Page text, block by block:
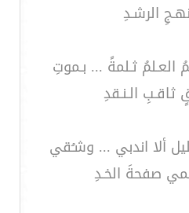
الرشـدِ
العـلمُ ثـلمةً ... بـموتِ
الـنـقدِ
ألا اندبي ... وشـُقي
صفحةَ الخـدِ